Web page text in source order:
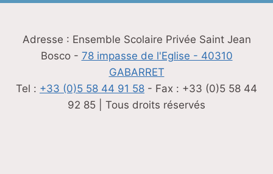
Adresse : Ensemble Scolaire Privée Saint Jean
Bosco - 78 impasse de l'Eglise - 40310
GABARRET
Tel : +33 (0)5 58 44 91 58 - Fax : +33 (0)5 58 44
92 85 | Tous droits réservés